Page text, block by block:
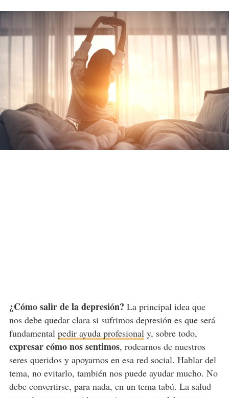
¿Cómo salir de la depresión? La principal idea que
nos debe quedar clara si sufrimos depresión es que será
fundamental pedir ayuda profesional y, sobre todo,
expresar cómo nos sentimos, rodearnos de nuestros
seres queridos y apoyarnos en esa red social. Hablar del
tema, no evitarlo, también nos puede ayudar mucho. No
debe convertirse, para nada, en un tema tabú. La salud